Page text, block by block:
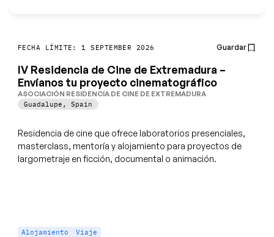
FECHA LÍMITE: 1 SEPTEMBER 2026 Guardar
IV Residencia de Cine de Extremadura –
Envíanos tu proyecto cinematográfico
ASOCIACIÓN RESIDENCIA DE CINE DE EXTREMADURA
Guadalupe , Spain
Residencia de cine que ofrece laboratorios presenciales,
masterclass, mentoría y alojamiento para proyectos de
largometraje en ficción, documental o animación.
Alojamiento
Viaje